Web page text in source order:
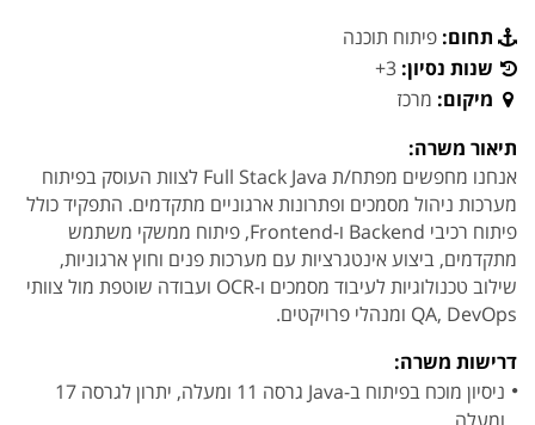
תחום: פיתוח תוכנה
שנות נסיון: 3+
מיקום: מרכז
תיאור משרה:
אנחנו מחפשים מפתח/ת Full Stack Java לצוות העוסק בפיתוח
מערכות ניהול מסמכים ופתרונות ארגוניים מתקדמים. התפקיד כולל
פיתוח רכיבי Backend ו-Frontend, פיתוח ממשקי משתמש
מתקדמים, ביצוע אינטגרציות עם מערכות פנים וחוץ ארגוניות,
שילוב טכנולוגיות לעיבוד מסמכים ו-OCR ועבודה שוטפת מול צוותי
QA, DevOps ומנהלי פרויקטים.
דרישות משרה:
ניסיון מוכח בפיתוח ב-Java גרסה 11 ומעלה, יתרון לגרסה 17